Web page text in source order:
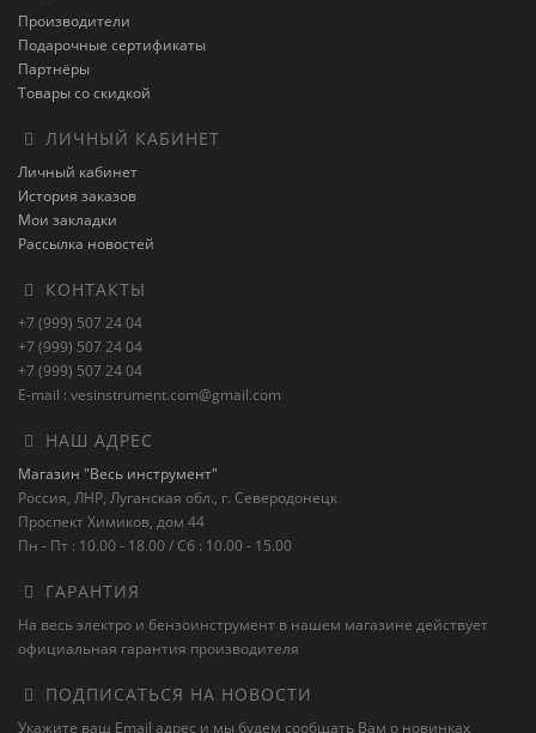
Производители
Подарочные сертификаты
Партнёры
Товары со скидкой
ЛИЧНЫЙ КАБИНЕТ
Личный кабинет
История заказов
Мои закладки
Рассылка новостей
КОНТАКТЫ
+7 (999) 507 24 04
+7 (999) 507 24 04
+7 (999) 507 24 04
E-mail : vesinstrument.com@gmail.com
НАШ АДРЕС
Магазин "Весь инструмент"
Россия, ЛНР, Луганская обл., г. Северодонецк
Проспект Химиков, дом 44
Пн - Пт : 10.00 - 18.00 / Сб : 10.00 - 15.00
ГАРАНТИЯ
На весь электро и бензоинструмент в нашем магазине действует
официальная гарантия производителя
ПОДПИСАТЬСЯ НА НОВОСТИ
Укажите ваш Email адрес и мы будем сообщать Вам о новинках